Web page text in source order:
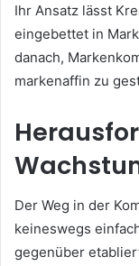
Ihr Ansatz lässt
eingebettet in
danach,
markenaffin zu
Der Weg in der
keineswegs
gegenüber